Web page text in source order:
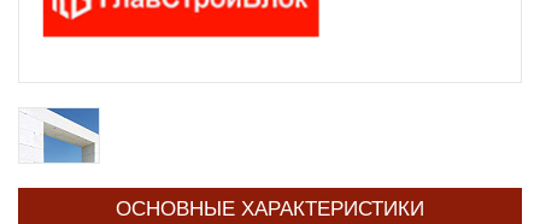
ОСНОВНЫЕ ХАРАКТЕРИСТИКИ